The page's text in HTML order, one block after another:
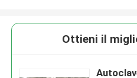
Ottieni il